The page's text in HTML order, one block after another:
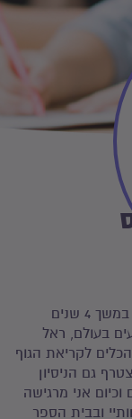
מאיה בן יעקב - למדתי את שיטת הפילאטיס במשך 4 שנים
בעולם, ראל
לקריאת הגוף
גם הניסיון
אני מרגישה
ובבית הספר